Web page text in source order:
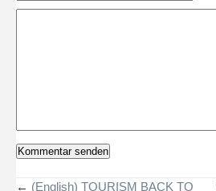
← (English) TOURISM BACK TO